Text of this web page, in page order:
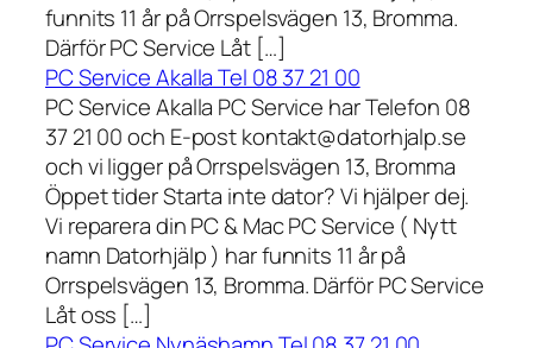
funnits 11 år på Orrspelsvägen 13, Bromma.
Därför PC Service Låt […]
PC Service Akalla Tel 08 37 21 00
PC Service Akalla PC Service har Telefon 08
37 21 00 och E-post kontakt@datorhjalp.se
och vi ligger på Orrspelsvägen 13, Bromma
Öppet tider Starta inte dator? Vi hjälper dej.
Vi reparera din PC & Mac PC Service ( Nytt
namn Datorhjälp ) har funnits 11 år på
Orrspelsvägen 13, Bromma. Därför PC Service
Låt oss […]